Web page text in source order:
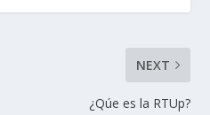
NEXT
¿Qúe es la RTUp?